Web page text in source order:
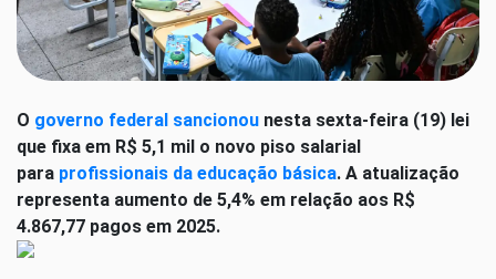
O governo federal sancionou nesta sexta-feira (19) lei
que fixa em R$ 5,1 mil o novo piso salarial
para profissionais da educação básica. A atualização
representa aumento de 5,4% em relação aos R$
4.867,77 pagos em 2025.